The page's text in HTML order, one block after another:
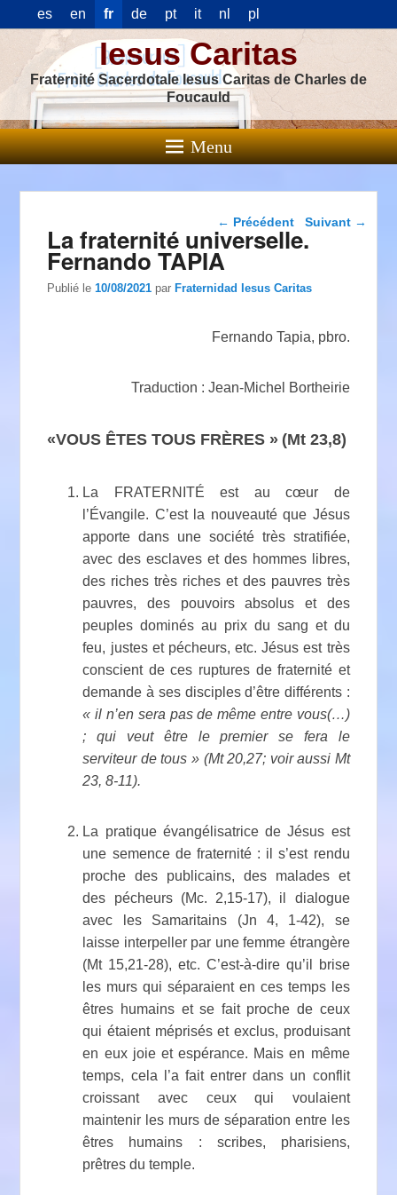
es en fr de pt it nl pl
Iesus Caritas
Fraternité Sacerdotale Iesus Caritas de Charles de
Foucauld
Menu
Navigation dans les
← Précédent Suivant →
La fraternité universelle.
Fernando TAPIA
Publié le10/08/2021 parFraternidad Iesus Caritas
Fernando Tapia, pbro.
Traduction : Jean-Michel Bortheirie
«VOUS ÊTES TOUS FRÈRES » (Mt 23,8)
La FRATERNITÉ est au cœur de
l’Évangile. C’est la nouveauté que Jésus
apporte dans une société très stratifiée,
avec des esclaves et des hommes libres,
des riches très riches et des pauvres très
pauvres, des pouvoirs absolus et des
peuples dominés au prix du sang et du
feu, justes et pécheurs, etc. Jésus est très
conscient de ces ruptures de fraternité et
demande à ses disciples d’être différents :
« il n’en sera pas de même entre vous(…)
; qui veut être le premier se fera le
serviteur de tous » (Mt 20,27; voir aussi Mt
23, 8-11).
La pratique évangélisatricede Jésus est
une semence de fraternité : il s’est rendu
proche des publicains, des malades et
des pécheurs (Mc. 2,15-17), il dialogue
avec les Samaritains (Jn 4, 1-42), se
laisse interpeller par une femme étrangère
(Mt 15,21-28), etc. C’est-à-dire qu’il brise
les murs qui séparaient en ces temps les
êtres humains et se fait proche de ceux
qui étaient méprisés et exclus, produisant
en eux joie et espérance. Mais en même
temps, cela l’a fait entrer dans un conflit
croissant avec ceux qui voulaient
maintenir les murs de séparation entre les
êtres humains : scribes, pharisiens,
prêtres du temple.